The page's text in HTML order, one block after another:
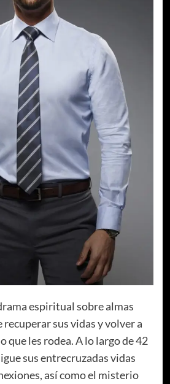
espiritual sobre almas
sus vidas y volver a
que les rodea. A lo largo de 42
sus entrecruzadas vidas
así como el misterio